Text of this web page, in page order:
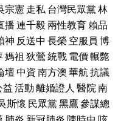
宗憲走私台灣民眾黨林
播連千毅兩性教育賴品
神 反送中 長榮空服員 博
媽祖 狄鶯統戰電價輾斃
壇中資南方澳華航抗議
益活動離婚證人 醫院南
斯懷 民眾黨黑鷹參謀總